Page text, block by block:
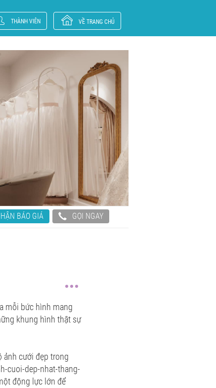
THÀNH VIÊN VỀ TRANG CHỦ
BÁO GIÁ GỌI NGAY
mỗi bức hình mang
khung hình thật sự
ảnh cưới đẹp trong
cuoi-dep-nhat-thang-
động lực lớn để